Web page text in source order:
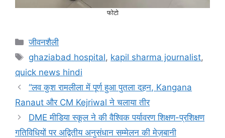
फोटो
जीवनशैली
ghaziabad hospital, kapil sharma journalist,
quick news hindi
“लव कुश रामलीला में पूर्ण हुआ पुतला दहन, Kangana
Ranaut और CM Kejriwal ने चलाया तीर
DME मीडिया स्कूल ने की वैश्विक पर्यावरण शिक्षण-प्रशिक्षण
गतिविधियों पर अद्वितीय अनुसंधान सम्मेलन की मेज़बानी